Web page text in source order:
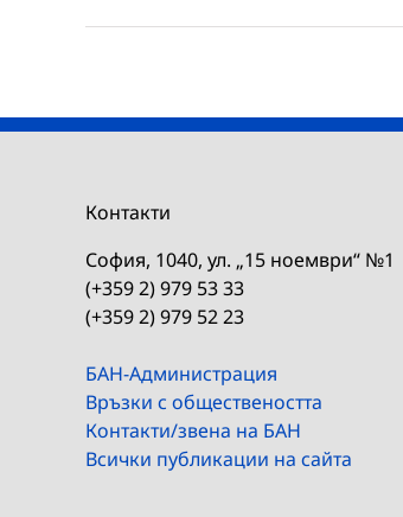
Контакти
София, 1040, ул. „15 ноември“ №1
(+359 2) 979 53 33
(+359 2) 979 52 23
БАН-Администрация
Връзки с обществеността
Контакти/звена на БАН
Всички публикации на сайта